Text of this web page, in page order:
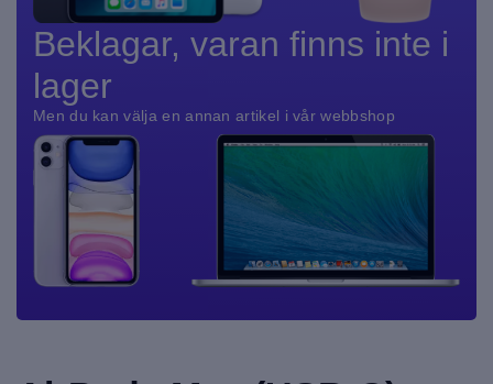
Beklagar, varan finns inte i
lager
Men du kan välja en annan artikel i vår webbshop